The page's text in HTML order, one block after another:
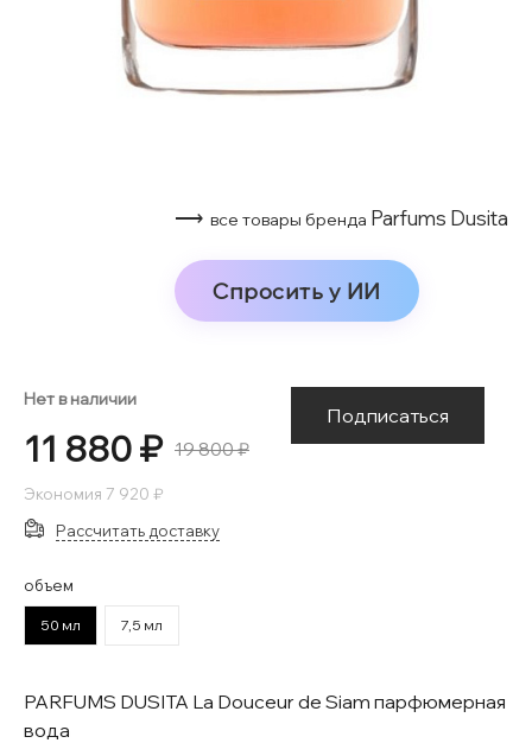
⟶ все товары бренда Parfums Dusita
Спросить у ИИ
Нет в наличии
11 880 ₽ 19 800 ₽
Экономия 7 920 ₽
Подписаться
Рассчитать доставку
объем
50 мл 7,5 мл
PARFUMS DUSITA La Douceur de Siam парфюмерная
вода